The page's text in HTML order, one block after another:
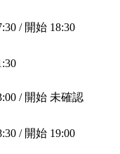
/ 開始 18:30
/ 開始 未確認
/ 開始 19:00